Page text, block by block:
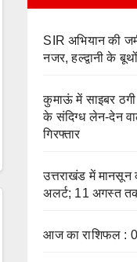
SIR अभियान की
नजर, हल्द्वानी के
कुमाऊं में साइबर
के संदिग्ध लेन-देन
गिरफ्तार
उत्तराखंड में
अलर्ट; 11 अगस्त
आज का राशिफल :